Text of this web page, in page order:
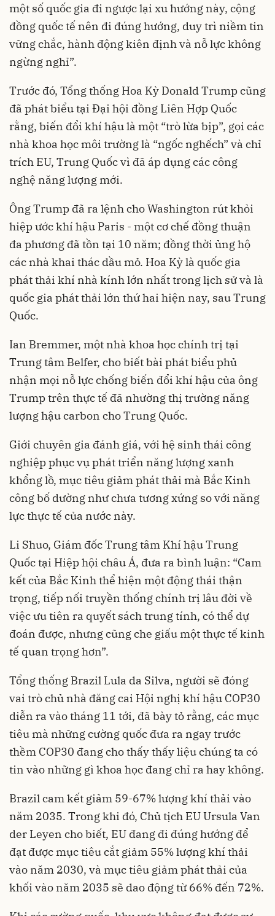
một số quốc gia đi ngược lại xu hướng này, cộng
đồng quốc tế nên đi đúng hướng, duy trì niềm tin
vững chắc, hành động kiên định và nỗ lực không
ngừng nghỉ”.
Trước đó, Tổng thống Hoa Kỳ Donald Trump cũng
đã phát biểu tại Đại hội đồng Liên Hợp Quốc
rằng, biến đổi khí hậu là một “trò lừa bịp”, gọi các
nhà khoa học môi trường là “ngốc nghếch” và chỉ
trích EU, Trung Quốc vì đã áp dụng các công
nghệ năng lượng mới.
Ông Trump đã ra lệnh cho Washington rút khỏi
hiệp ước khí hậu Paris - một cơ chế đồng thuận
đa phương đã tồn tại 10 năm; đồng thời ủng hộ
các nhà khai thác dầu mỏ. Hoa Kỳ là quốc gia
phát thải khí nhà kính lớn nhất trong lịch sử và là
quốc gia phát thải lớn thứ hai hiện nay, sau Trung
Quốc.
Ian Bremmer, một nhà khoa học chính trị tại
Trung tâm Belfer, cho biết bài phát biểu phủ
nhận mọi nỗ lực chống biến đổi khí hậu của ông
Trump trên thực tế đã nhường thị trường năng
lượng hậu carbon cho Trung Quốc.
Giới chuyên gia đánh giá, với hệ sinh thái công
nghiệp phục vụ phát triển năng lượng xanh
khổng lồ, mục tiêu giảm phát thải mà Bắc Kinh
công bố dường như chưa tương xứng so với năng
lực thực tế của nước này.
Li Shuo, Giám đốc Trung tâm Khí hậu Trung
Quốc tại Hiệp hội châu Á, đưa ra bình luận: “Cam
kết của Bắc Kinh thể hiện một động thái thận
trọng, tiếp nối truyền thống chính trị lâu đời về
việc ưu tiên ra quyết sách trung tính, có thể dự
đoán được, nhưng cũng che giấu một thực tế kinh
tế quan trọng hơn”.
Tổng thống Brazil Lula da Silva, người sẽ đóng
vai trò chủ nhà đăng cai Hội nghị khí hậu COP30
diễn ra vào tháng 11 tới, đã bày tỏ rằng, các mục
tiêu mà những cường quốc đưa ra ngay trước
thềm COP30 đang cho thấy thấy liệu chúng ta có
tin vào những gì khoa học đang chỉ ra hay không.
Brazil cam kết giảm 59-67% lượng khí thải vào
năm 2035. Trong khi đó, Chủ tịch EU Ursula Van
der Leyen cho biết, EU đang đi đúng hướng để
đạt được mục tiêu cắt giảm 55% lượng khí thải
vào năm 2030, và mục tiêu giảm phát thải của
khối vào năm 2035 sẽ dao động từ 66% đến 72%.